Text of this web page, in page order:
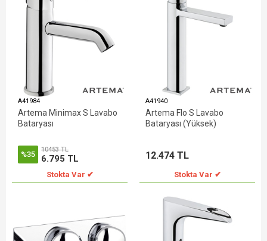
A41984
Artema Minimax S Lavabo
Bataryası
%35
10453 TL
6.795 TL
Stokta Var ✔
A41940
Artema Flo S Lavabo
Bataryası (Yüksek)
12.474 TL
Stokta Var ✔